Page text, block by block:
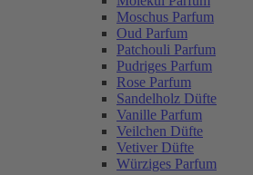
Moschus Parfum
Oud Parfum
Patchouli Parfum
Pudriges Parfum
Rose Parfum
Sandelholz Düfte
Vanille Parfum
Veilchen Düfte
Vetiver Düfte
Würziges Parfum